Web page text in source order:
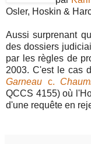
Osler, Hoskin &
Aussi surprenant
des dossiers
par les règles de
2003. C'est le cas
Garneau c.
QCCS 4155) où
d'une requête en